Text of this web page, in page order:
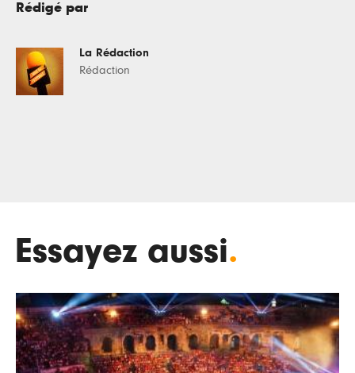
Rédigé par
La Rédaction
Rédaction
Essayez aussi.